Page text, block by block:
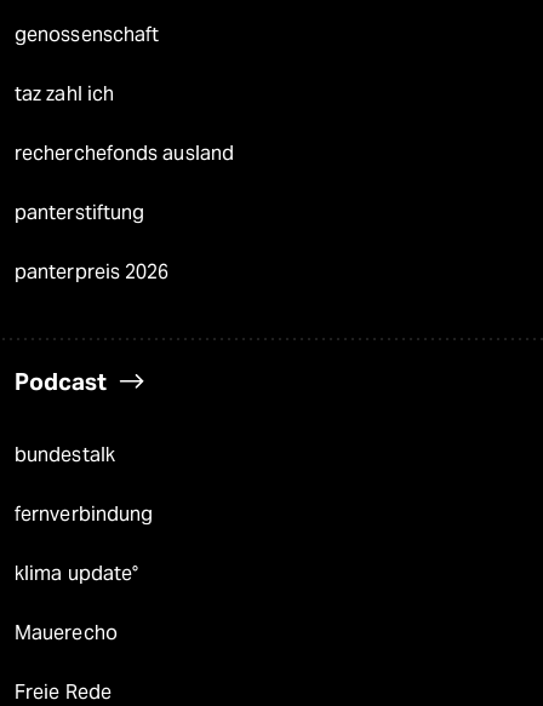
genossenschaft
taz zahl ich
recherchefonds ausland
panterstiftung
panterpreis 2026
Podcast
bundestalk
fernverbindung
klima update°
Mauerecho
Freie Rede